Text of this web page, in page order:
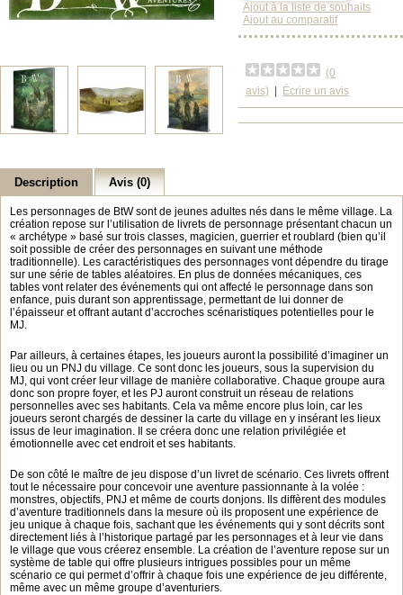
Ajout à la liste de souhaits
Ajout au comparatif
(0
avis)
Écrire un avis
Description Avis (0)
Les personnages de BtW sont de jeunes adultes nés dans le même village. La
création repose sur l’utilisation de livrets de personnage présentant chacun un
« archétype » basé sur trois classes, magicien, guerrier et roublard (bien qu’il
soit possible de créer des personnages en suivant une méthode
traditionnelle). Les caractéristiques des personnages vont dépendre du tirage
sur une série de tables aléatoires. En plus de données mécaniques, ces
tables vont relater des événements qui ont affecté le personnage dans son
enfance, puis durant son apprentissage, permettant de lui donner de
l’épaisseur et offrant autant d’accroches scénaristiques potentielles pour le
MJ.
Par ailleurs, à certaines étapes, les joueurs auront la possibilité d’imaginer un
lieu ou un PNJ du village. Ce sont donc les joueurs, sous la supervision du
MJ, qui vont créer leur village de manière collaborative. Chaque groupe aura
donc son propre foyer, et les PJ auront construit un réseau de relations
personnelles avec ses habitants. Cela va même encore plus loin, car les
joueurs seront chargés de dessiner la carte du village en y insérant les lieux
issus de leur imagination. Il se créera donc une relation privilégiée et
émotionnelle avec cet endroit et ses habitants.
De son côté le maître de jeu dispose d’un livret de scénario. Ces livrets offrent
tout le nécessaire pour concevoir une aventure passionnante à la volée :
monstres, objectifs, PNJ et même de courts donjons. Ils diffèrent des modules
d’aventure traditionnels dans la mesure où ils proposent une expérience de
jeu unique à chaque fois, sachant que les événements qui y sont décrits sont
directement liés à l’historique partagé par les personnages et à leur vie dans
le village que vous créerez ensemble. La création de l’aventure repose sur un
système de table qui offre plusieurs intrigues possibles pour un même
scénario ce qui permet d’offrir à chaque fois une expérience de jeu différente,
même avec un même groupe d’aventuriers.